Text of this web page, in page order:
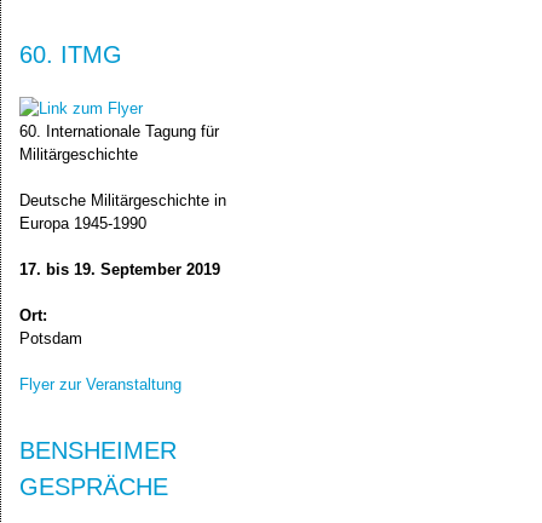
60. ITMG
60. Internationale Tagung für
Militärgeschichte
Deutsche Militärgeschichte in
Europa 1945‑1990
17. bis 19. September 2019
Ort:
Potsdam
Flyer zur Veranstaltung
BENSHEIMER
GESPRÄCHE